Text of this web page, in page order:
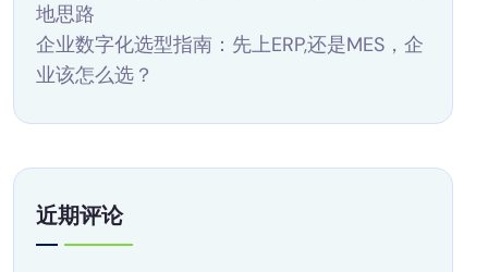
地思路
企业数字化选型指南：先上ERP,还是MES，企
业该怎么选？
近期评论